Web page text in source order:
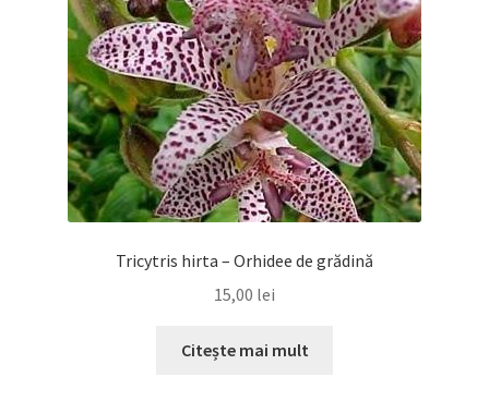
Tricytris hirta – Orhidee de grădină
15,00 lei
Citește mai mult